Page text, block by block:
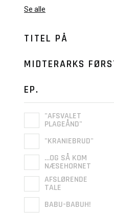
Se alle
TITEL PÅ
MIDTERARKS
EP.
"AFSVALET
PLAGEÅND"
"KRANIEBRUD"
…OG SÅ KOM
NÆSEHORNET
AFSLØRENDE
TALE
BABU-BABUH!